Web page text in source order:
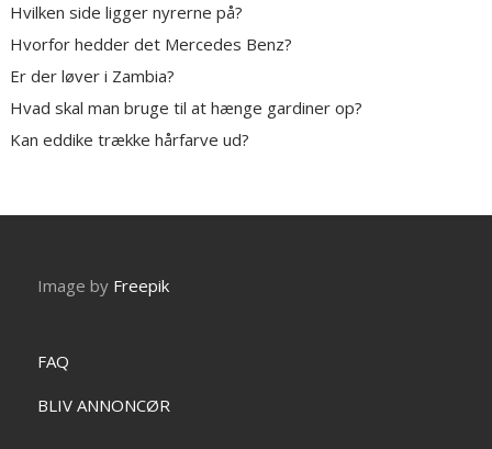
Hvilken side ligger nyrerne på?
Hvorfor hedder det Mercedes Benz?
Er der løver i Zambia?
Hvad skal man bruge til at hænge gardiner op?
Kan eddike trække hårfarve ud?
Image by Freepik
FAQ
BLIV ANNONCØR